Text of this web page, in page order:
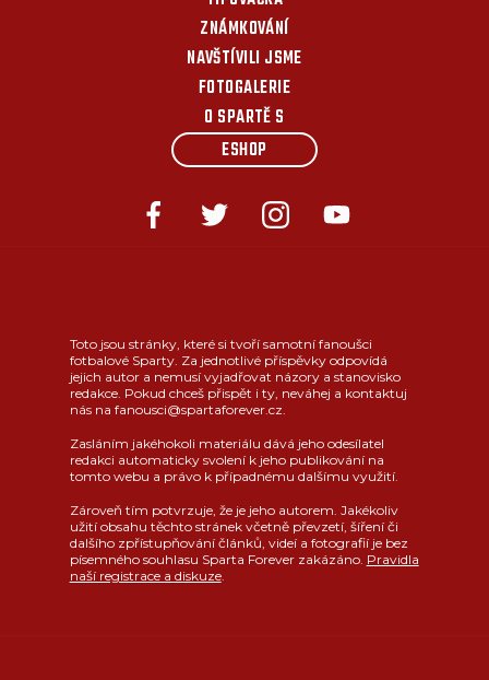
ZNÁMKOVÁNÍ
NAVŠTÍVILI JSME
FOTOGALERIE
O SPARTĚ S
ESHOP
Toto jsou stránky, které si tvoří samotní fanoušci
fotbalové Sparty. Za jednotlivé příspěvky odpovídá
jejich autor a nemusí vyjadřovat názory a stanovisko
redakce. Pokud chceš přispět i ty, neváhej a kontaktuj
nás na fanousci@spartaforever.cz.
Zasláním jakéhokoli materiálu dává jeho odesílatel
redakci automaticky svolení k jeho publikování na
tomto webu a právo k případnému dalšímu využití.
Zároveň tím potvrzuje, že je jeho autorem. Jakékoliv
užití obsahu těchto stránek včetně převzetí, šíření či
dalšího zpřístupňování článků, videí a fotografií je bez
písemného souhlasu Sparta Forever zakázáno. Pravidla
naší registrace a diskuze.